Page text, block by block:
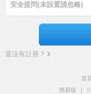
安全提問(未設置請忽略)
還沒有註冊？
首
簡易版